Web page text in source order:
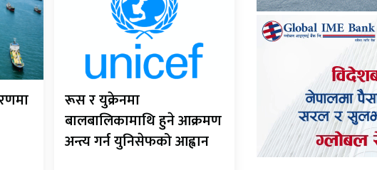
रूस र युक्रेनमा
बालबालिकामाथि हुने आक्रमण
अन्त्य गर्न युनिसेफको आह्वान